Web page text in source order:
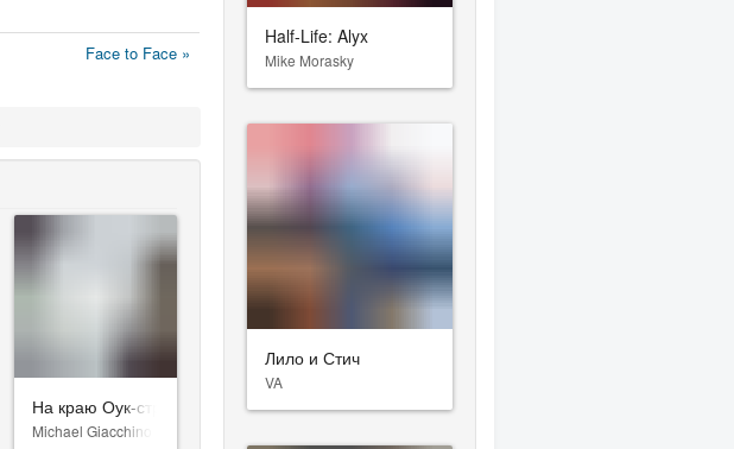
Face to Face »
На краю Оук-стрит
Michael Giacchino
Half-Life: Alyx
Mike Morasky
Лило и Стич
VA